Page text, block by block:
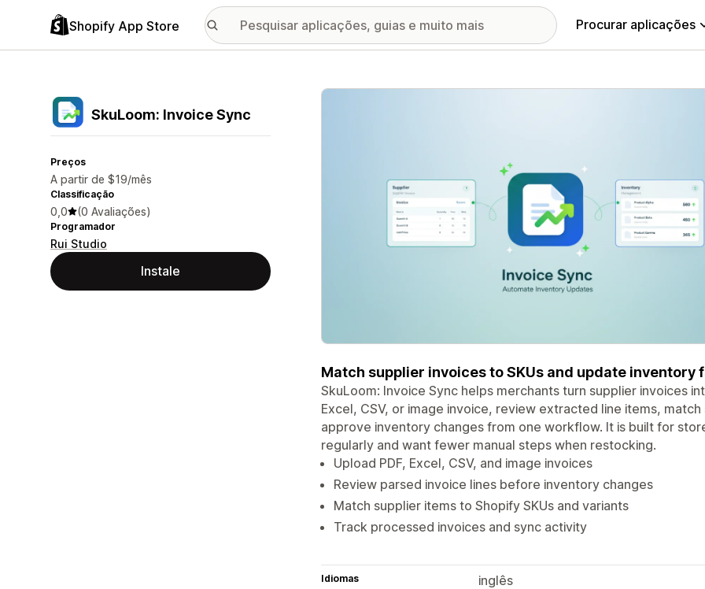
Shopify App Store Procurar aplicações
SkuLoom: Invoice Sync
Preços
A partir de $19/mês
Classificação
0,0 (0 Avaliações)
Programador
Rui Studio
Instale
Galeria de imagens em destaque
Match supplier invoices to SKUs and update inventory
SkuLoom: Invoice Sync helps merchants turn supplier invoices
Excel, CSV, or image invoice, review extracted line items,
approve inventory changes from one workflow. It is built for
regularly and want fewer manual steps when restocking.
Upload PDF, Excel, CSV, and image invoices
Review parsed invoice lines before inventory changes
Match supplier items to Shopify SKUs and variants
Track processed invoices and sync activity
Idiomas
inglês